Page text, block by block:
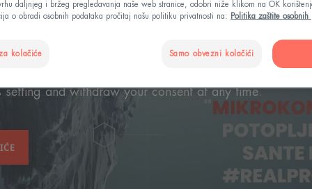
For more information, please visit YouTube's «
cookies and therefore you cannot view the video.
choices by clicking on « Cookie Settings » and accept
setting and withdraw your consent at any time.
daljnjeg i bržeg pregledavanja naše web stranice, odobri niže klikom na OK
o obradi osobnih podataka pročitaj našu politiku privatnosti na:
Politika zaštite osobnih
kolačiće Samo obvezni kolačići